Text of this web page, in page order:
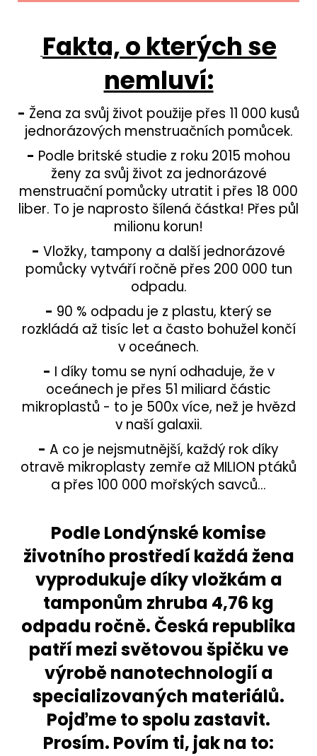
Fakta, o kterých se
nemluví:
- Žena za svůj život použije přes 11 000 kusů
jednorázových menstruačních pomůcek.
- Podle britské studie z roku 2015 mohou
ženy za svůj život za jednorázové
menstruační pomůcky utratit i přes 18 000
liber. To je naprosto šílená částka! Přes půl
milionu korun!
- Vložky, tampony a další jednorázové
pomůcky vytváří ročně přes 200 000 tun
odpadu.
- 90 % odpadu je z plastu, který se
rozkládá až tisíc let a často bohužel končí
v oceánech.
- I díky tomu se nyní odhaduje, že v
oceánech je přes 51 miliard částic
mikroplastů - to je 500x více, než je hvězd
v naší galaxii.
- A co je nejsmutnější, každý rok díky
otravě mikroplasty zemře až MILION ptáků
a přes 100 000 mořských savců...
Podle Londýnské komise
životního prostředí každá žena
vyprodukuje díky vložkám a
tamponům zhruba 4,76 kg
odpadu ročně. Česká republika
patří mezi světovou špičku ve
výrobě nanotechnologií a
specializovaných materiálů.
Pojďme to spolu zastavit.
Prosím. Povím ti, jak na to: